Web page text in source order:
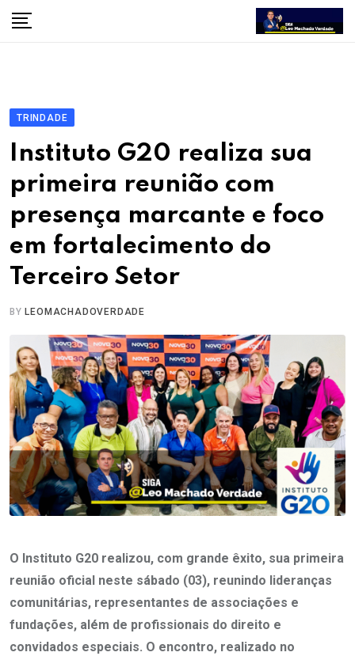
Skip
TRINDADE
Instituto G20 realiza sua
primeira reunião com
presença marcante e foco
em fortalecimento do
Terceiro Setor
BYLEOMACHADOVERDADE
O Instituto G20 realizou, com grande êxito, sua primeira
reunião oficial neste sábado (03), reunindo lideranças
comunitárias, representantes de associações e
fundações, além de profissionais do direito e
convidados especiais. O encontro, realizado no